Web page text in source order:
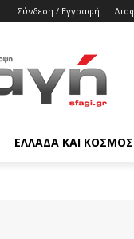
Σύνδεση / Εγγραφή
ΕΛΛΑΔΑ ΚΑΙ ΚΟΣΜΟΣ